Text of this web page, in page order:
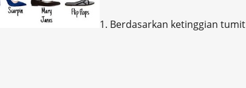
1. Berdasarkan ketinggian